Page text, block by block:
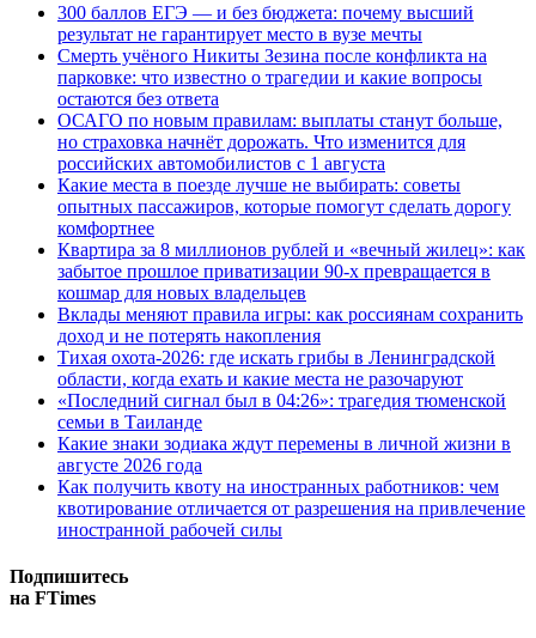
300 баллов ЕГЭ — и без бюджета: почему высший
результат не гарантирует место в вузе мечты
Смерть учёного Никиты Зезина после конфликта на
парковке: что известно о трагедии и какие вопросы
остаются без ответа
ОСАГО по новым правилам: выплаты станут больше,
но страховка начнёт дорожать. Что изменится для
российских автомобилистов с 1 августа
Какие места в поезде лучше не выбирать: советы
опытных пассажиров, которые помогут сделать дорогу
комфортнее
Квартира за 8 миллионов рублей и «вечный жилец»: как
забытое прошлое приватизации 90-х превращается в
кошмар для новых владельцев
Вклады меняют правила игры: как россиянам сохранить
доход и не потерять накопления
Тихая охота-2026: где искать грибы в Ленинградской
области, когда ехать и какие места не разочаруют
«Последний сигнал был в 04:26»: трагедия тюменской
семьи в Таиланде
Какие знаки зодиака ждут перемены в личной жизни в
августе 2026 года
Как получить квоту на иностранных работников: чем
квотирование отличается от разрешения на привлечение
иностранной рабочей силы
Подпишитесь
на FTimes